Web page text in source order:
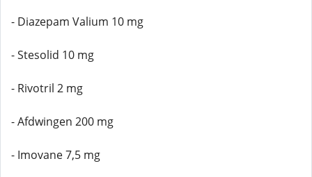
- Diazepam Valium 10 mg
- Stesolid 10 mg
- Rivotril 2 mg
- Afdwingen 200 mg
- Imovane 7,5 mg